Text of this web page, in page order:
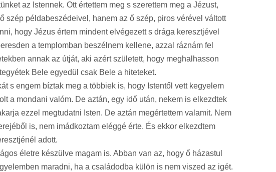
az Istennek. Ott értettem meg s szerettem meg a Jézust,
szép példabeszédeivel, hanem az ő szép, piros vérével váltott
hogy Jézus értem mindent elvégezett s drága keresztjével
a templomban beszélnem kellene, azzal ráznám fel
annak az útját, aki azért született, hogy meghalhasson
Bele egyedül csak Bele a hiteteket.
s engem bíztak meg a többiek is, hogy Istentől vett kegyelem
a mondani valóm. De aztán, egy idő után, nekem is elkezdtek
ezzel megtudatni Isten. De aztán megértettem valamit. Nem
is, nem imádkoztam eléggé érte. És ekkor elkezdtem
adott.
életre készülve magam is. Abban van az, hogy ő házastul
maradni, ha a családodba külön is nem viszed az igét.